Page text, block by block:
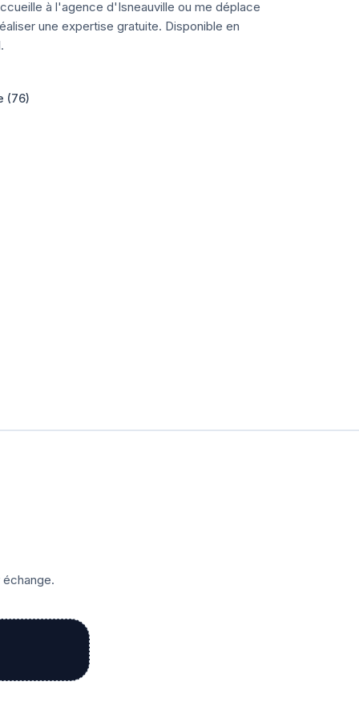
à l'agence d'Isneauville ou me déplace
une expertise gratuite. Disponible en
(76)